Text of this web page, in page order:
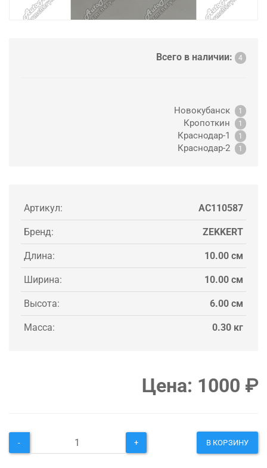
Всего в наличии: 4
Новокубанск 1
Кропоткин 1
Краснодар-1 1
Краснодар-2 1
Артикул: AC110587
Бренд: ZEKKERT
Длина: 10.00 см
Ширина: 10.00 см
Высота: 6.00 см
Масса: 0.30 кг
Цена: 1000 ₽
- + В КОРЗИНУ